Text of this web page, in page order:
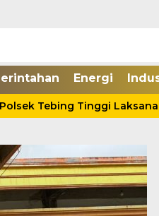
Energi
Tebing Tinggi Laksanakan